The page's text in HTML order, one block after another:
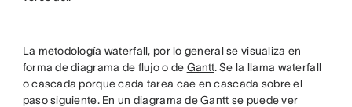
La metodología waterfall, por lo general se visualiza en
forma de diagrama de flujo o de Gantt. Se la llama waterfall
o cascada porque cada tarea cae en cascada sobre el
paso siguiente. En un diagrama de Gantt se puede ver